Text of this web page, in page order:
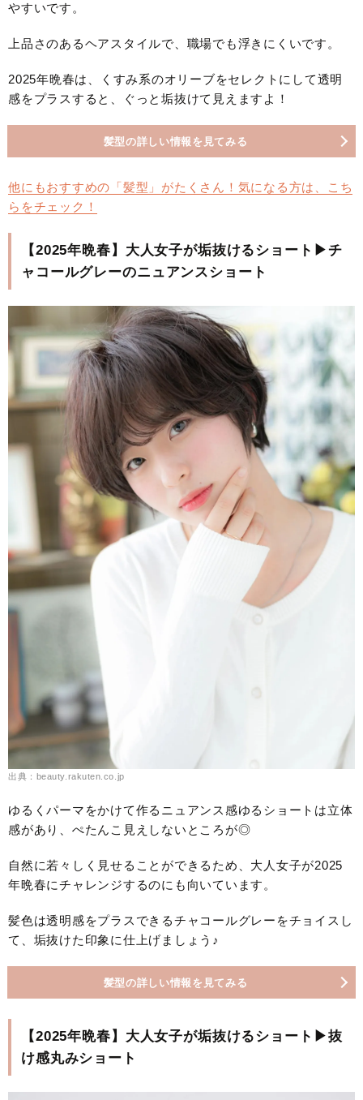
やすいです。
上品さのあるヘアスタイルで、職場でも浮きにくいです。
2025年晩春は、くすみ系のオリーブをセレクトにして透明
感をプラスすると、ぐっと垢抜けて見えますよ！
髪型の詳しい情報を見てみる
他にもおすすめの「髪型」がたくさん！気になる方は、こち
らをチェック！
【2025年晩春】大人女子が垢抜けるショート▶チ
ャコールグレーのニュアンスショート
出典：beauty.rakuten.co.jp
ゆるくパーマをかけて作るニュアンス感ゆるショートは立体
感があり、ぺたんこ見えしないところが◎
自然に若々しく見せることができるため、大人女子が2025
年晩春にチャレンジするのにも向いています。
髪色は透明感をプラスできるチャコールグレーをチョイスし
て、垢抜けた印象に仕上げましょう♪
髪型の詳しい情報を見てみる
【2025年晩春】大人女子が垢抜けるショート▶抜
け感丸みショート